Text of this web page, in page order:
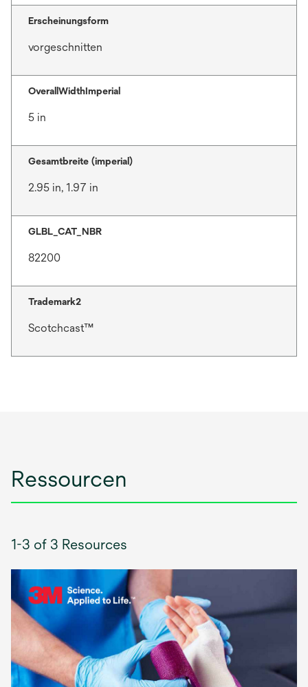
Erscheinungsform
vorgeschnitten
OverallWidthImperial
5 in
Gesamtbreite (imperial)
2.95 in, 1.97 in
GLBL_CAT_NBR
82200
Trademark2
Scotchcast™
Ressourcen
1-3 of 3 Resources